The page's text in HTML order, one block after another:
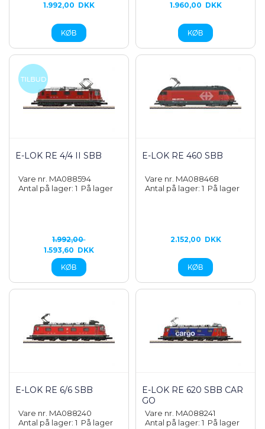
1.992,00 DKK 1.960,00 DKK
E-LOK RE 4/4 II SBB
Vare nr. MA088594
Antal på lager: 1 På lager
1.992,00
1.593,60 DKK
E-LOK RE 460 SBB
Vare nr. MA088468
Antal på lager: 1 På lager
2.152,00 DKK
E-LOK RE 6/6 SBB
Vare nr. MA088240
Antal på lager: 1 På lager
E-LOK RE 620 SBB CAR
GO
Vare nr. MA088241
Antal på lager: 1 På lager